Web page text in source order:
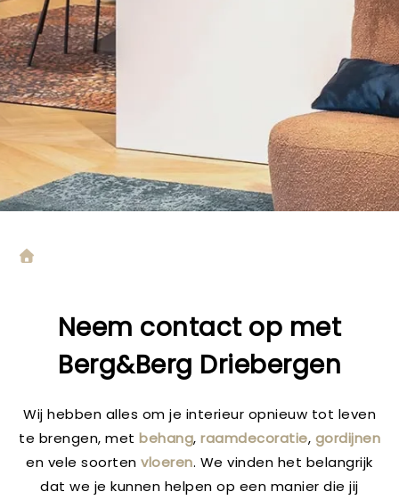
Neem contact op met
Berg&Berg Driebergen
Wij hebben alles om je interieur opnieuw tot leven
te brengen, met behang, raamdecoratie, gordijnen
en vele soortenvloeren. We vinden het belangrijk
dat we je kunnen helpen op een manier die jij